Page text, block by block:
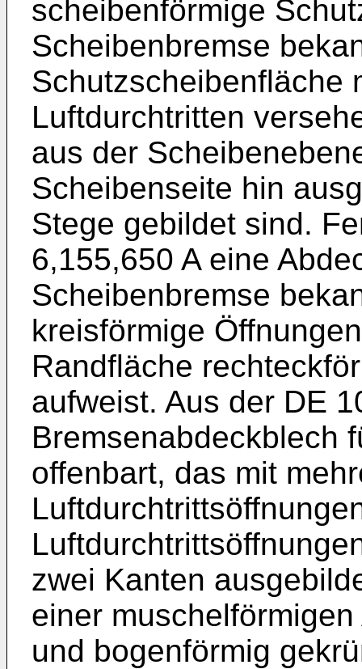
scheibenförmige
Scheibenbremse
Schutzscheibenfläche
Luftdurchtritten
aus der
Scheibenseite hin
Stege gebildet sind.
6,155,650 Aeine
Scheibenbremse
kreisförmige
Randfläche
aufweist. Aus der DE
Bremsenabdeckblech
offenbart, das mit
zwei Kanten
einer
und bogenförmig